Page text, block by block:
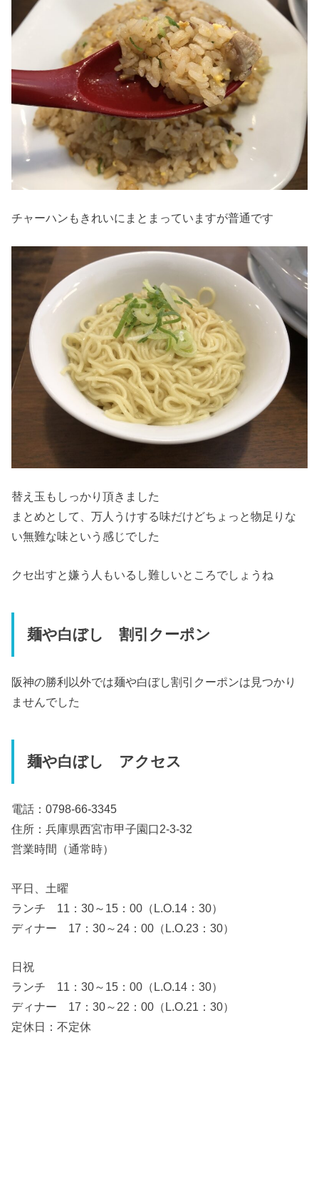
チャーハンもきれいにまとまっていますが普通です
替え玉もしっかり頂きました
まとめとして、万人うけする味だけどちょっと物足りな
い無難な味という感じでした
クセ出すと嫌う人もいるし難しいところでしょうね
麺や白ぼし 割引クーポン
阪神の勝利以外では麺や白ぼし割引クーポンは見つかり
ませんでした
麺や白ぼし アクセス
電話：0798-66-3345
住所：兵庫県西宮市甲子園口2-3-32
営業時間（通常時）
平日、土曜
ランチ 11：30～15：00（L.O.14：30）
ディナー 17：30～24：00（L.O.23：30）
日祝
ランチ 11：30～15：00（L.O.14：30）
ディナー 17：30～22：00（L.O.21：30）
定休日：不定休